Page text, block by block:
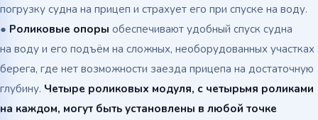
погрузку судна на прицеп и страхует его при спуске на воду.
● Роликовые опоры обеспечивают удобный спуск судна
на воду и его подъём на сложных, необорудованных участках
берега, где нет возможности заезда прицепа на достаточную
глубину. Четыре роликовых модуля, с четырьмя роликами
на каждом, могут быть установлены в любой точке